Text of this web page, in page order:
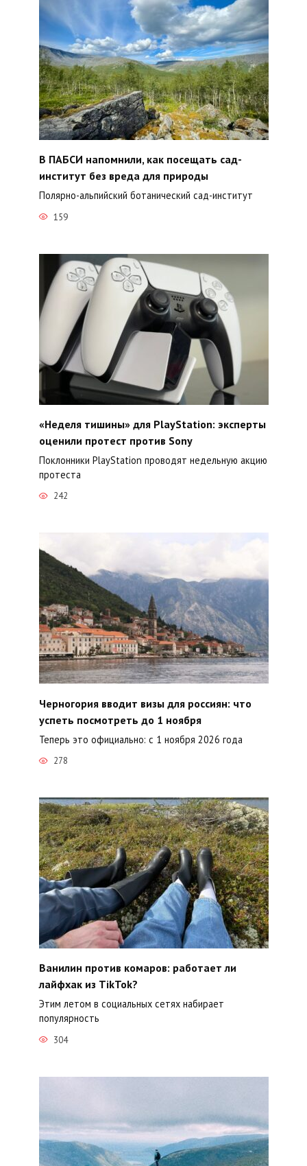
В ПАБСИ напомнили, как посещать сад-
институт без вреда для природы
Полярно-альпийский ботанический сад-институт
159
«Неделя тишины» для PlayStation: эксперты
оценили протест против Sony
Поклонники PlayStation проводят недельную акцию
протеста
242
Черногория вводит визы для россиян: что
успеть посмотреть до 1 ноября
Теперь это официально: с 1 ноября 2026 года
278
Ванилин против комаров: работает ли
лайфхак из TikTok?
Этим летом в социальных сетях набирает
популярность
304